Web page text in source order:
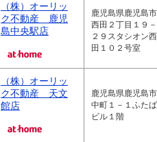
（株）オーリッ
ク不動産 鹿児
島中央駅店
鹿児島県鹿児島市
西田２丁目１９－
２９スタシオン西
田１０２号室
（株）オーリッ
ク不動産 天文
館店
鹿児島県鹿児島市
中町１－１ふたば
ビル１階